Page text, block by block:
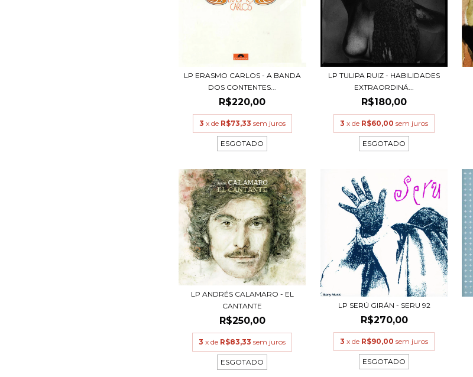
LP ERASMO CARLOS - A BANDA
DOS CONTENTES...
R$220,00
3 x de R$73,33 sem juros
ESGOTADO
LP TULIPA RUIZ - HABILIDADES
EXTRAORDINÁ...
R$180,00
3 x de R$60,00 sem juros
ESGOTADO
LP ANDRÉS CALAMARO - EL
CANTANTE
R$250,00
3 x de R$83,33 sem juros
ESGOTADO
LP SERÚ GIRÁN - SERU 92
R$270,00
3 x de R$90,00 sem juros
ESGOTADO